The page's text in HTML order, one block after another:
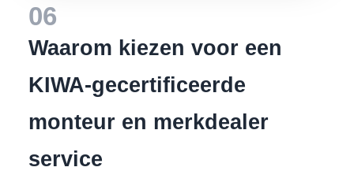
06
Waarom kiezen voor een
KIWA-gecertificeerde
monteur en merkdealer
service